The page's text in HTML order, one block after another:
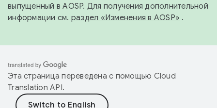
выпущенный в AOSP. Для получения дополнительной
информации см. раздел «Изменения в AOSP» .
Эта страница переведена с помощью Cloud
Translation API.